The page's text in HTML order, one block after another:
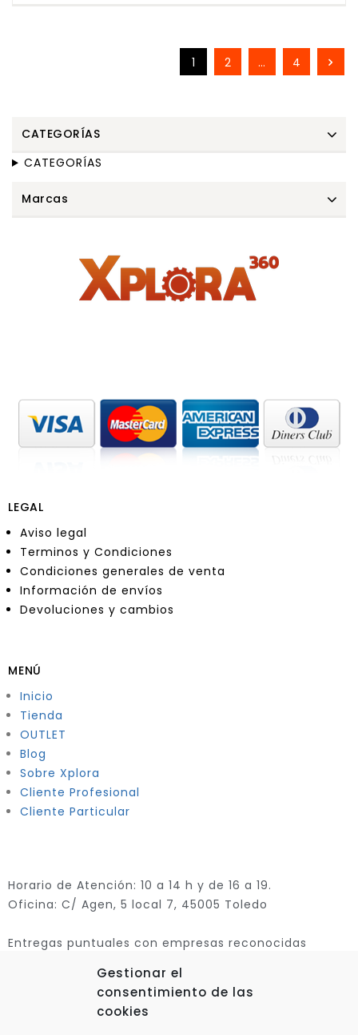
Gestionar el
consentimiento de las
cookies
1 2 … 4
CATEGORÍAS
CATEGORÍAS
Marcas
LEGAL
Aviso legal
Terminos y Condiciones
Condiciones generales de venta
Información de envíos
Devoluciones y cambios
MENÚ
Inicio
Tienda
OUTLET
Blog
Sobre Xplora
Cliente Profesional
Cliente Particular
Horario de Atención: 10 a 14 h y de 16 a 19.
Oficina: C/ Agen, 5 local 7, 45005 Toledo
Entregas puntuales con empresas reconocidas